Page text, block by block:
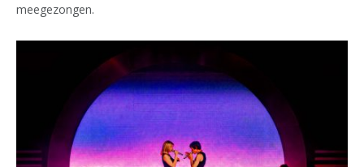
meegezongen.